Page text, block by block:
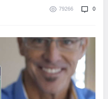
79266 0